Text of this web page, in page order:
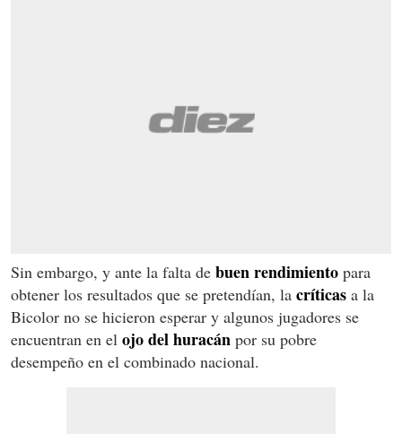
Sin embargo, y ante la falta de buen rendimiento para
obtener los resultados que se pretendían, la críticas a la
Bicolor no se hicieron esperar y algunos jugadores se
encuentran en el ojo del huracán por su pobre
desempeño en el combinado nacional.